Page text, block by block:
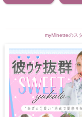
myMinetteのス